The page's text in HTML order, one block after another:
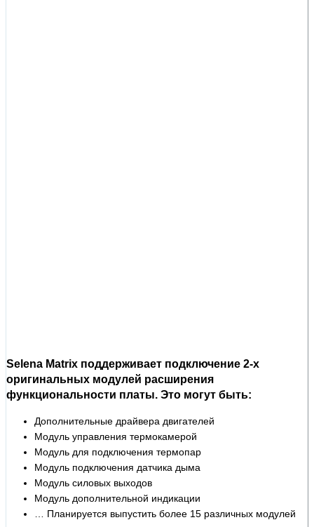
Selena Matrix поддерживает подключение 2-х
оригинальных модулей расширения
функциональности платы. Это могут быть:
Дополнительные драйвера двигателей
Модуль управления термокамерой
Модуль для подключения термопар
Модуль подключения датчика дыма
Модуль силовых выходов
Модуль дополнительной индикации
… Планируется выпустить более 15 различных модулей